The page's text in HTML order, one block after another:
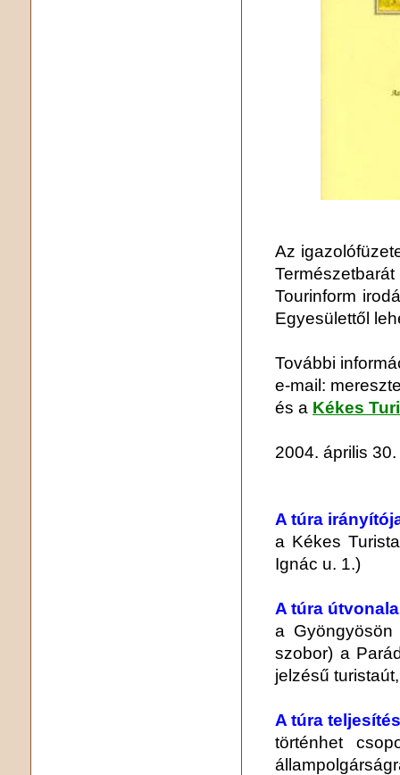
Az
Tourinform
Egyesülettől
További
e-mail:
és a Kékes
2004. április 30.
A túra
a Kékes
Ignác u. 1.)
A túra útvonala
a
szobor) a
jelzésű
A túra
történhet